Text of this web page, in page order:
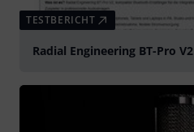
TESTBERICHT
Radial Engineering BT-Pro V2